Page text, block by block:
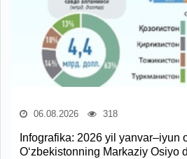
06.08.2026 318
Infografika: 2026 yil yanvar–iyun
O‘zbekistonning Markaziy Osiyo